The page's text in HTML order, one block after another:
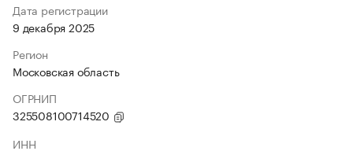
Дата регистрации
9 декабря 2025
Регион
Московская область
ОГРНИП
325508100714520
ИНН